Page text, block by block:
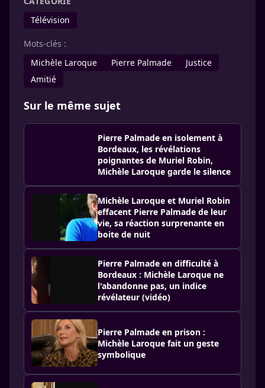
Télévision
Mots-clés :
Michèle Laroque
Pierre Palmade
Justice
Amitié
Sur le même sujet
Pierre Palmade en isolement à
Bordeaux, les révélations
poignantes de Muriel Robin,
Michèle Laroque garde le silence
Michèle Laroque et Muriel Robin
effacent Pierre Palmade de leur
vie, sa réaction surprenante en
boite de nuit
Pierre Palmade en difficulté à
Bordeaux : Michèle Laroque ne
l'abandonne pas, un indice
révélateur (vidéo)
Pierre Palmade en prison :
Michèle Laroque fait un geste
symbolique